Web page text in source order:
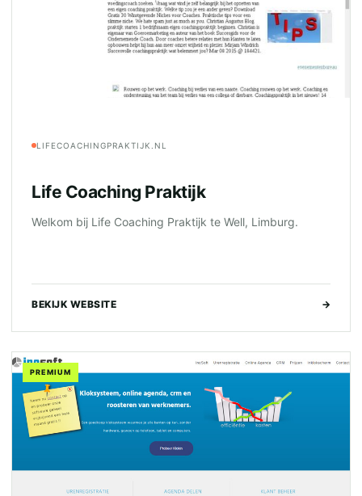
LIFECOACHINGPRAKTIJK.NL
Life Coaching Praktijk
Welkom bij Life Coaching Praktijk te Well, Limburg.
BEKIJK WEBSITE →
PREMIUM